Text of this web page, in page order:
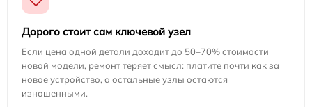
Дорого стоит сам ключевой узел
Если цена одной детали доходит до 50–70% стоимости
новой модели, ремонт теряет смысл: платите почти как за
новое устройство, а остальные узлы остаются
изношенными.